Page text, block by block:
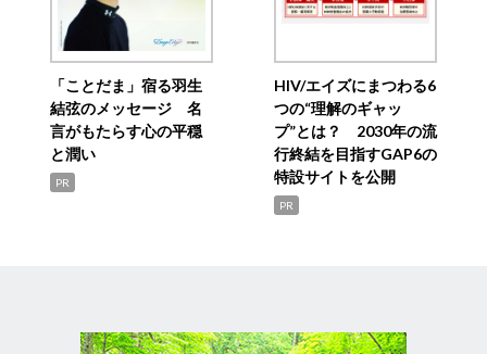
「ことだま」宿る羽生
結弦のメッセージ 名
言がもたらす心の平穏
と潤い
PR
HIV/エイズにまつわる6
つの“理解のギャッ
プ”とは？ 2030年の流
行終結を目指すGAP6の
特設サイトを公開
PR